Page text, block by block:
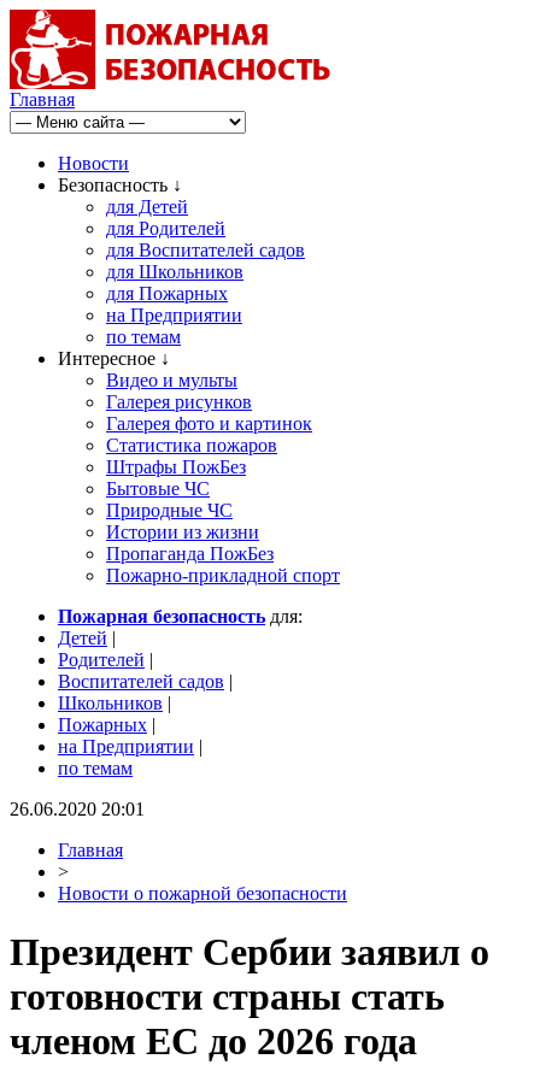
Главная
Новости
Безопасность ↓
для Детей
для Родителей
для Воспитателей садов
для Школьников
для Пожарных
на Предприятии
по темам
Интересное ↓
Видео и мульты
Галерея рисунков
Галерея фото и картинок
Статистика пожаров
Штрафы ПожБез
Бытовые ЧС
Природные ЧС
Истории из жизни
Пропаганда ПожБез
Пожарно-прикладной спорт
Пожарная безопасность для:
Детей |
Родителей |
Воспитателей садов |
Школьников |
Пожарных |
на Предприятии |
по темам
26.06.2020 20:01
Главная
>
Новости о пожарной безопасности
Президент Сербии заявил о
готовности страны стать
членом ЕС до 2026 года